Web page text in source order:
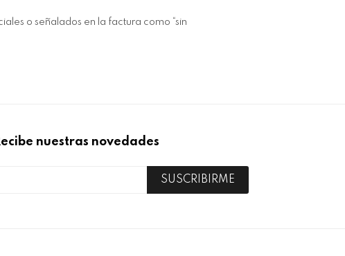
o señalados en la factura como “sin
nuestras novedades
SUSCRIBIRME